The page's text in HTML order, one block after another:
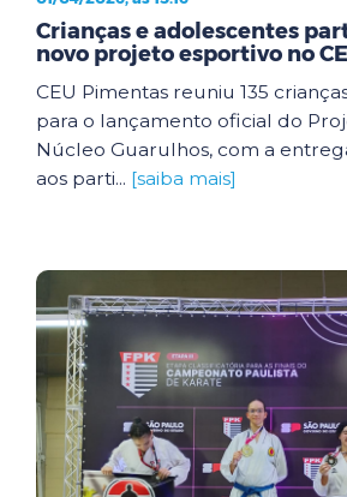
Crianças e adolescentes
novo projeto esportivo no
CEU Pimentas reuniu 135
para o lançamento oficial do
Núcleo Guarulhos, com a
aos parti... [saiba mais]